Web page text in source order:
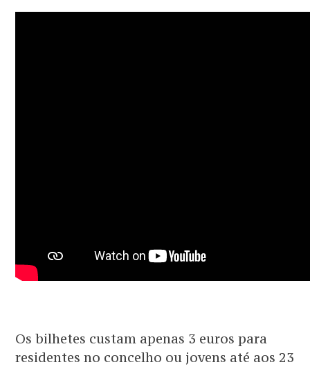
Os bilhetes custam apenas 3 euros para
residentes no concelho ou jovens até aos 23